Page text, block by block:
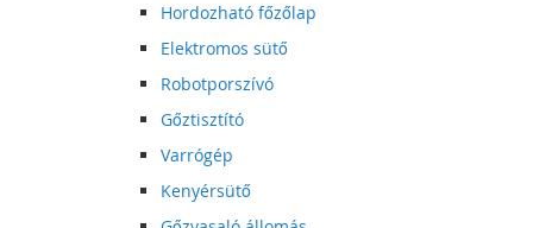
Hordozható főzőlap
Elektromos sütő
Robotporszívó
Gőztisztító
Varrógép
Kenyérsütő